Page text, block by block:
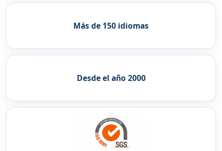
Más de 150 idiomas
Desde el año 2000